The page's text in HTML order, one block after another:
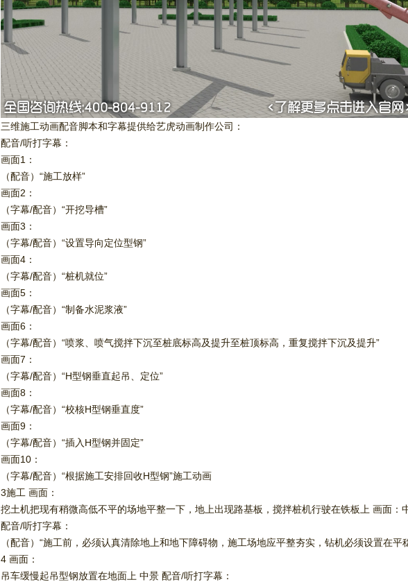
三维施工动画配音脚本和字幕提供给艺虎动画制作公司：
配音/听打字幕：
画面1：
（配音）“施工放样”
画面2：
（字幕/配音）“开挖导槽”
画面3：
（字幕/配音）“设置导向定位型钢”
画面4：
（字幕/配音）“桩机就位”
画面5：
（字幕/配音）“制备水泥浆液”
画面6：
（字幕/配音）“喷浆、喷气搅拌下沉至桩底标高及提升至桩顶标高，重复搅拌下沉及提升”
画面7：
（字幕/配音）“H型钢垂直起吊、定位”
画面8：
（字幕/配音）“校核H型钢垂直度”
画面9：
（字幕/配音）“插入H型钢并固定”
画面10：
（字幕/配音）“根据施工安排回收H型钢”施工动画
3施工 画面：
挖土机把现有稍微高低不平的场地平整一下，地上出现路基板，搅拌桩机行驶在铁板上 画面：
配音/听打字幕：
（配音）“施工前，必须认真清除地上和地下障碍物，施工场地应平整夯实，钻机必须设置在平
4 画面：
吊车缓慢起吊型钢放置在地面上 中景 配音/听打字幕：